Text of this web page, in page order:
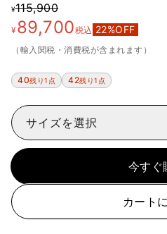
¥115,900
¥89,700税込 22%OFF
（輸入関税・消費税が含まれます）
40残り1点 42残り1点
サイズを選択
今すぐ
カート